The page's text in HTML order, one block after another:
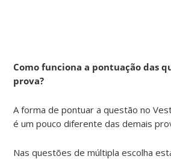
Como funciona a pontuação das
prova?
A forma de pontuar a questão no
é um pouco diferente das demais
Nas questões de múltipla escolha